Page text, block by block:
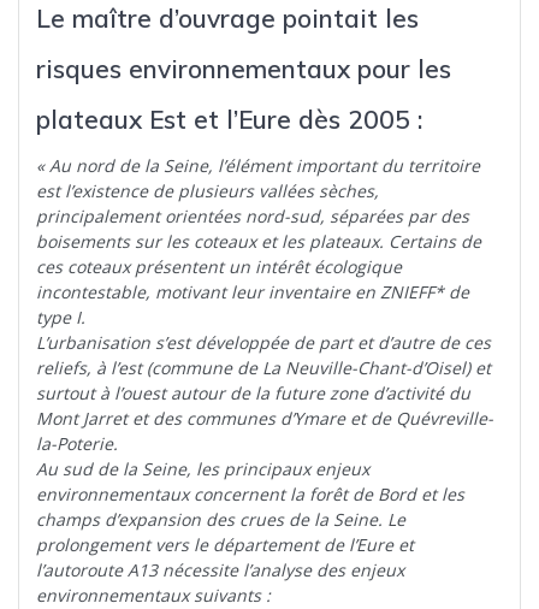
Le maître d’ouvrage pointait les
risques environnementaux pour les
plateaux Est et l’Eure dès 2005 :
« Au nord de la Seine, l’élément important du territoire
est l’existence de plusieurs vallées sèches,
principalement orientées nord-sud, séparées par des
boisements sur les coteaux et les plateaux. Certains de
ces coteaux présentent un intérêt écologique
incontestable, motivant leur inventaire en ZNIEFF* de
type I.
L’urbanisation s’est développée de part et d’autre de ces
reliefs, à l’est (commune de La Neuville-Chant-d’Oisel) et
surtout à l’ouest autour de la future zone d’activité du
Mont Jarret et des communes d’Ymare et de Quévreville-
la-Poterie.
Au sud de la Seine, les principaux enjeux
environnementaux concernent la forêt de Bord et les
champs d’expansion des crues de la Seine. Le
prolongement vers le département de l’Eure et
l’autoroute A13 nécessite l’analyse des enjeux
environnementaux suivants :